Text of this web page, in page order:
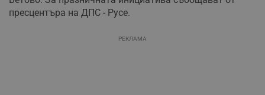
пресцентъра на ДПС - Русе.
РЕКЛАМА